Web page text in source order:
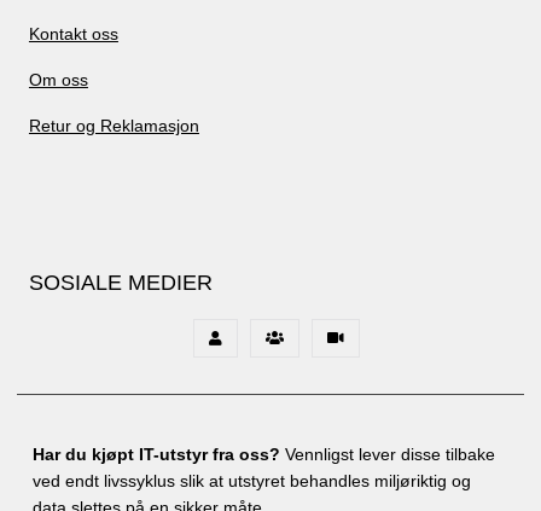
Kontakt oss
Om oss
Retur og Reklamasjon
SOSIALE MEDIER
Har du kjøpt IT-utstyr fra oss? Vennligst lever disse tilbake
ved endt livssyklus slik at utstyret behandles miljøriktig og
data slettes på en sikker måte.